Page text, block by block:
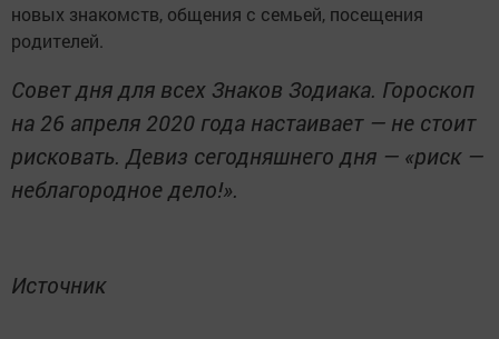
новых знакомств, общения с семьей, посещения
родителей.
Совет дня для всех Знаков Зодиака. Гороскоп
на 26 апреля 2020 года настаивает — не стоит
рисковать. Девиз сегодняшнего дня — «риск —
неблагородное дело!».
Источник